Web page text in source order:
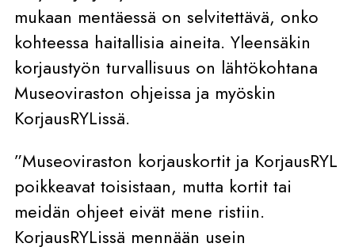
mukaan mentäessä on selvitettävä, onko
kohteessa haitallisia aineita. Yleensäkin
korjaustyön turvallisuus on lähtökohtana
Museoviraston ohjeissa ja myöskin
KorjausRYLissä.
”Museoviraston korjauskortit ja KorjausRYL
poikkeavat toisistaan, mutta kortit tai
meidän ohjeet eivät mene ristiin.
KorjausRYLissä mennään usein